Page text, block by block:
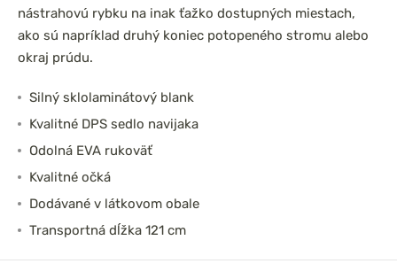
nástrahovú rybku na inak ťažko dostupných miestach,
ako sú napríklad druhý koniec potopeného stromu alebo
okraj prúdu.
Silný sklolaminátový blank
Kvalitné DPS sedlo navijaka
Odolná EVA rukoväť
Kvalitné očká
Dodávané v látkovom obale
Transportná dĺžka 121 cm